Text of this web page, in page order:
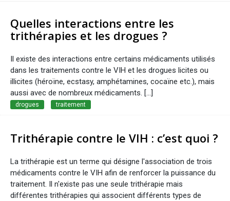
Quelles interactions entre les
trithérapies et les drogues ?
Il existe des interactions entre certains médicaments utilisés
dans les traitements contre le VIH et les drogues licites ou
illicites (héroïne, ecstasy, amphétamines, cocaïne etc.), mais
aussi avec de nombreux médicaments. [...]
drogues traitement
Trithérapie contre le VIH : c’est quoi ?
La trithérapie est un terme qui désigne l'association de trois
médicaments contre le VIH afin de renforcer la puissance du
traitement. Il n'existe pas une seule trithérapie mais
différentes trithérapies qui associent différents types de